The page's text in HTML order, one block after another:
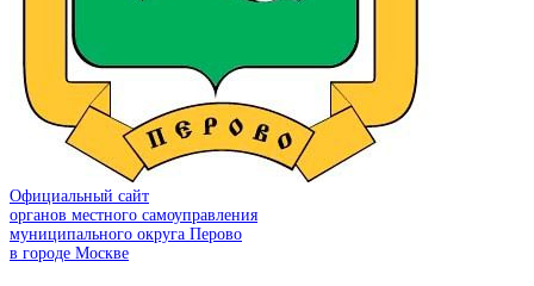
Официальный сайт
органов местного самоуправления
муниципального округа Перово
в городе Москве